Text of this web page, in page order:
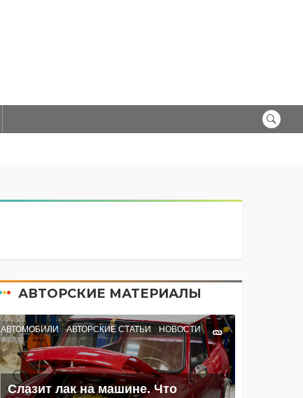
АВТОРСКИЕ МАТЕРИАЛЫ
АВТОМОБИЛИ АВТОРСКИЕ СТАТЬИ НОВОСТИ
Слазит лак на машине. Что